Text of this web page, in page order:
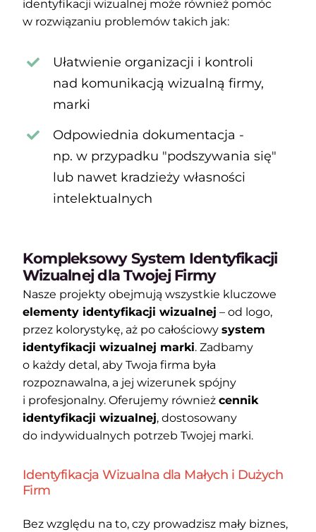
identyfikacji wizualnej może również pomóc
w rozwiązaniu problemów takich jak:
Ułatwienie organizacji i kontroli
nad komunikacją wizualną firmy,
marki
Odpowiednia dokumentacja -
np. w przypadku "podszywania się"
lub nawet kradzieży własności
intelektualnych
Kompleksowy System Identyfikacji
Wizualnej dla Twojej Firmy
Nasze projekty obejmują wszystkie kluczowe
elementy identyfikacji wizualnej – od logo,
przez kolorystykę, aż po całościowy system
identyfikacji wizualnej marki. Zadbamy
o każdy detal, aby Twoja firma była
rozpoznawalna, a jej wizerunek spójny
i profesjonalny. Oferujemy również cennik
identyfikacji wizualnej, dostosowany
do indywidualnych potrzeb Twojej marki.
Identyfikacja Wizualna dla Małych i Dużych
Firm
Bez względu na to, czy prowadzisz mały biznes,